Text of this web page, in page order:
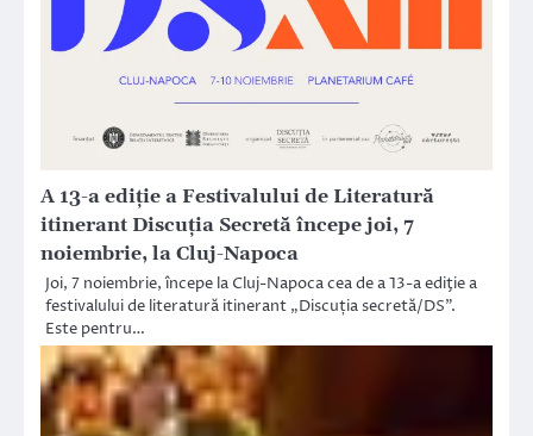
A 13-a ediție a Festivalului de Literatură
itinerant Discuția Secretă începe joi, 7
noiembrie, la Cluj-Napoca
Joi, 7 noiembrie, începe la Cluj-Napoca cea de a 13-a ediţie a
festivalului de literatură itinerant „Discuția secretă/DS”.
Este pentru…